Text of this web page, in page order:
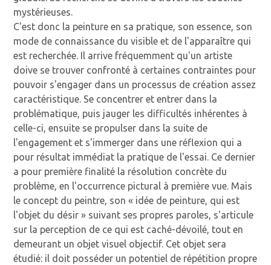
mystérieuses.
C'est donc la peinture en sa pratique, son essence, son
mode de connaissance du visible et de l'apparaître qui
est recherchée. Il arrive fréquemment qu'un artiste
doive se trouver confronté à certaines contraintes pour
pouvoir s'engager dans un processus de création assez
caractéristique. Se concentrer et entrer dans la
problématique, puis jauger les difficultés inhérentes à
celle-ci, ensuite se propulser dans la suite de
l'engagement et s'immerger dans une réflexion qui a
pour résultat immédiat la pratique de l'essai. Ce dernier
a pour première finalité la résolution concrète du
problème, en l'occurrence pictural à première vue. Mais
le concept du peintre, son « idée de peinture, qui est
l'objet du désir » suivant ses propres paroles, s'articule
sur la perception de ce qui est caché-dévoilé, tout en
demeurant un objet visuel objectif. Cet objet sera
étudié: il doit posséder un potentiel de répétition propre